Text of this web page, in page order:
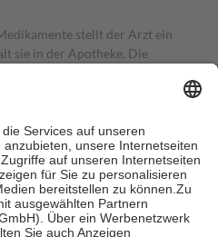
stellt der Arzt ein
sie in der Apotheke. Die
einen Teil davon als Zuzahlung
in Höhe von zehn
jedochfünf Euround
nie mehr als die tatsächlichen
auch für Online-Apotheken.
beträgt die